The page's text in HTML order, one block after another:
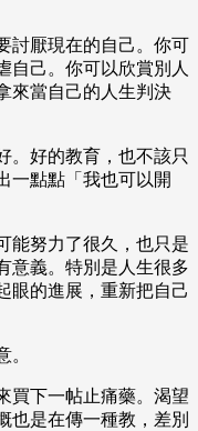
討厭現在的自己。你可
自己。你可以欣賞別人
來當自己的人生判決
。好的教育，也不該只
一點點「我也可以開
能努力了很久，也只是
意義。特別是人生很多
眼的進展，重新把自己
。
買下一帖止痛藥。渴望
也是在傳一種教，差別